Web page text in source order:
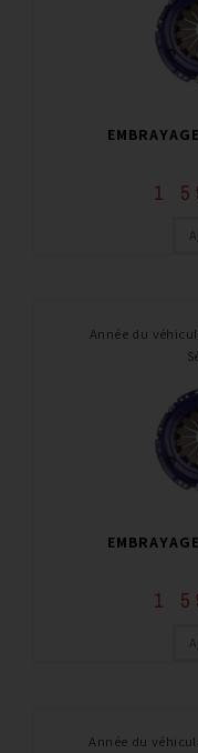
1
Année du
1
Année du